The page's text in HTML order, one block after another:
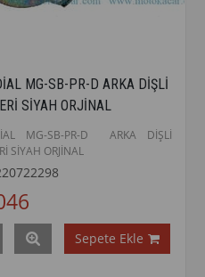
MG-SB-PR-D ARKA DİŞLİ
SİYAH ORJİNAL
MG-SB-PR-D ARKA DİŞLİ
SİYAH ORJİNAL
Sepete Ekle